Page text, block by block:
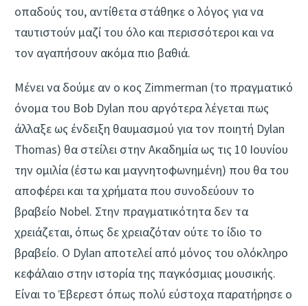
οπαδούς του, αντίθετα στάθηκε ο λόγος για να
ταυτιστούν μαζί του όλο και περισσότεροι και να
τον αγαπήσουν ακόμα πιο βαθιά.
Μένει να δούμε αν ο κος Zimmerman (το πραγματικό
όνομα του Bob Dylan που αργότερα λέγεται πως
άλλαξε ως ένδειξη θαυμασμού για τον ποιητή Dylan
Thomas) θα στείλει στην Ακαδημία ως τις 10 Ιουνίου
την ομιλία (έστω και μαγνητοφωνημένη) που θα του
αποφέρει και τα χρήματα που συνοδεύουν το
βραβείο Nobel. Στην πραγματικότητα δεν τα
χρειάζεται, όπως δε χρειαζόταν ούτε το ίδιο το
βραβείο. O Dylan αποτελεί από μόνος του ολόκληρο
κεφάλαιο στην ιστορία της παγκόσμιας μουσικής.
Είναι το Έβερεστ όπως πολύ εύστοχα παρατήρησε ο